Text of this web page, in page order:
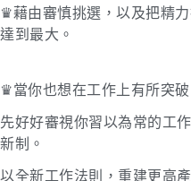
♛藉由審慎挑選，以及把精
達到最大。
♛當你也想在工作上有所突
先好好審視你習以為常的工
新制。
以全新工作法則，重建更高